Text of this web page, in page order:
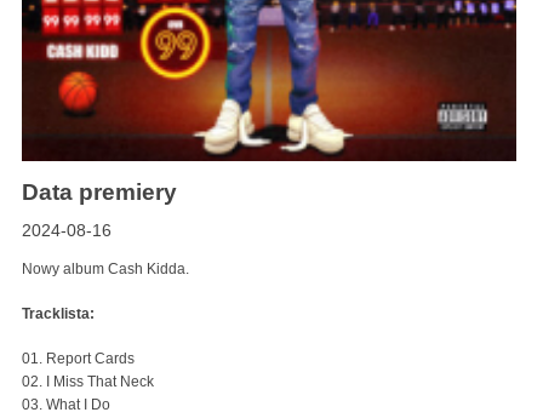
Data premiery
2024-08-16
Nowy album Cash Kidda.
Tracklista:
01. Report Cards
02. I Miss That Neck
03. What I Do